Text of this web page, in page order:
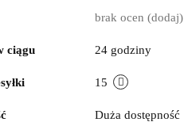
brak ocen(dodaj)
ciągu 24 godziny
15
Duża dostępność